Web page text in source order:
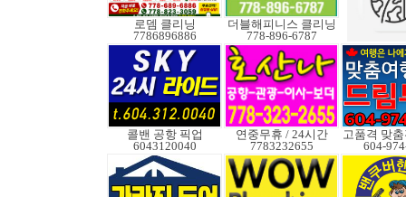
로뎀 클리닝
7786896886
더블해피니스 클리닝
778-896-6787
콜밴 공항 픽업
6043120040
연중무휴 / 24시간
7783232655
604-